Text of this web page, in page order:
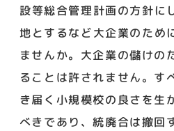
設等総合管理計画の方針に
地とするなど大企業のため
ませんか。大企業の儲けの
ることは許されません。す
き届く小規模校の良さを生
べきであり、統廃合は撤回